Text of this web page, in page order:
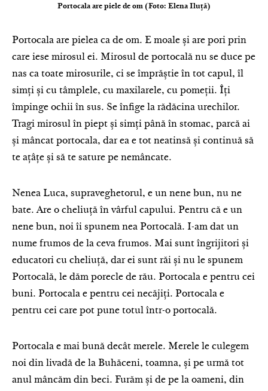
Portocala are piele de om (Foto: Elena Iluță)
Portocala are pielea ca de om. E moale și are pori prin
care iese mirosul ei. Mirosul de portocală nu se duce pe
nas ca toate mirosurile, ci se împrăștie în tot capul, îl
simți și cu tâmplele, cu maxilarele, cu pomeții. Îți
împinge ochii în sus. Se înfige la rădăcina urechilor.
Tragi mirosul în piept și simți până în stomac, parcă ai
și mâncat portocala, dar ea e tot neatinsă și continuă să
te ațâțe și să te sature pe nemâncate.
Nenea Luca, supraveghetorul, e un nene bun, nu ne
bate. Are o cheliuță în vârful capului. Pentru că e un
nene bun, noi îi spunem nea Portocală. I-am dat un
nume frumos de la ceva frumos. Mai sunt îngrijitori și
educatori cu cheliuță, dar ei sunt răi și nu le spunem
Portocală, le dăm porecle de rău. Portocala e pentru cei
buni. Portocala e pentru cei necăjiți. Portocala e
pentru cei care pot pune totul într-o portocală.
Portocala e mai bună decât merele. Merele le culegem
noi din livadă de la Buhăceni, toamna, și pe urmă tot
anul mâncăm din beci. Furăm și de pe la oameni, din